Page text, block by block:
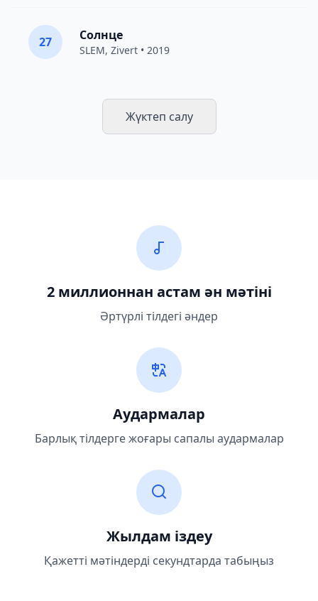
27 Солнце
SLEM, Zivert • 2019
Жүктеп салу
2 миллионнан астам ән мәтіні
Әртүрлі тілдегі әндер
Аудармалар
Барлық тілдерге жоғары сапалы аудармалар
Жылдам іздеу
Қажетті мәтіндерді секундтарда табыңыз